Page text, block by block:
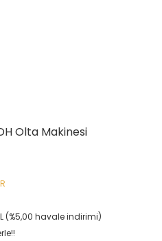
Olta Makinesi
(%5,00 havale indirimi)